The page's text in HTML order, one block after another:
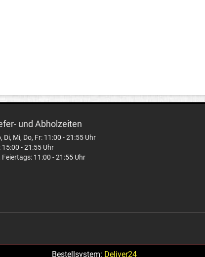
und Abholzeiten
Di, Mi, Do, Fr: 11:00 - 21:55 Uhr
15:00 - 21:55 Uhr
Feiertags: 11:00 - 21:55 Uhr
Bestellsystem: Deliver24